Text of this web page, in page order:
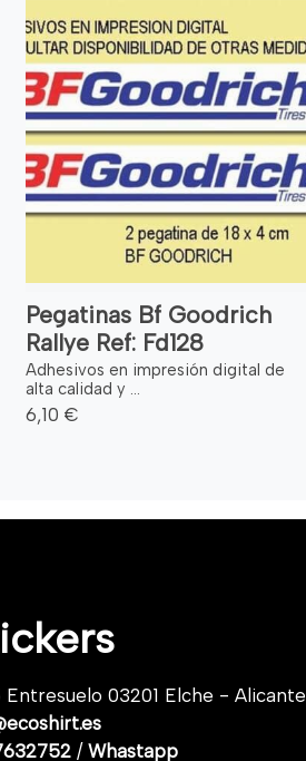
Pegatinas Bf Goodrich
Rallye Ref: Fd128
Adhesivos en impresión digital de
alta calidad y ...
6,10 €
03201 Elche - Alicante
/ Whastapp